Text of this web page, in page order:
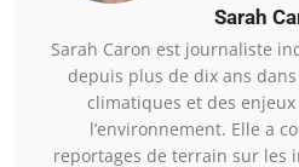
Sarah
Sarah Caron est journaliste
depuis plus de dix ans
climatiques et des
l’environnement. Elle a
reportages de terrain sur les